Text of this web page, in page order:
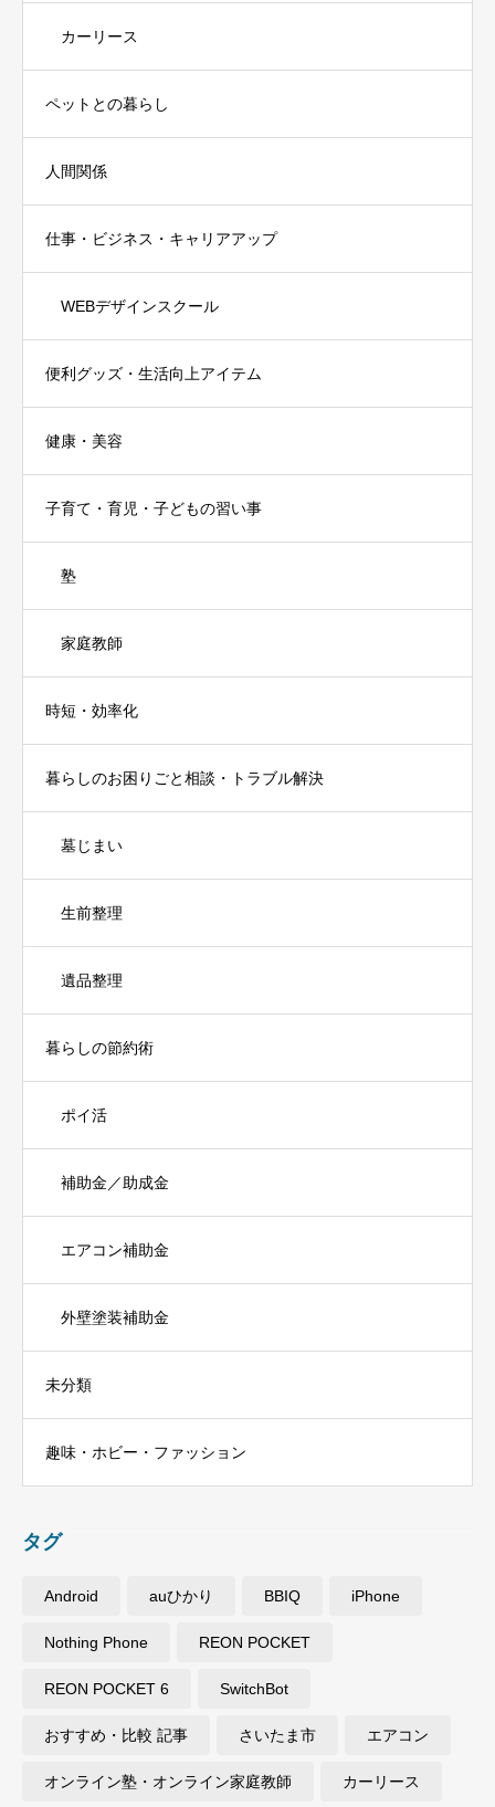
カーリース
ペットとの暮らし
人間関係
仕事・ビジネス・キャリアアップ
WEBデザインスクール
便利グッズ・生活向上アイテム
健康・美容
子育て・育児・子どもの習い事
塾
家庭教師
時短・効率化
暮らしのお困りごと相談・トラブル解決
墓じまい
生前整理
遺品整理
暮らしの節約術
ポイ活
補助金／助成金
エアコン補助金
外壁塗装補助金
未分類
趣味・ホビー・ファッション
タグ
Android auひかり BBIQ iPhone
Nothing Phone REON POCKET
REON POCKET 6 SwitchBot
おすすめ・比較 記事 さいたま市 エアコン
オンライン塾・オンライン家庭教師 カーリース